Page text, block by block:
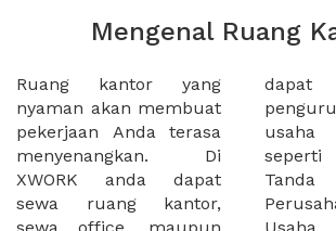
Mengenal Ruang
Ruang kantor yang
nyaman akan membuat
pekerjaan Anda terasa
menyenangkan. Di
XWORK anda dapat
sewa ruang kantor,
dapat membantu
pengurusan legalitas
usaha baru Anda,
seperti surat domisili,
Tanda Domisili
Perusahaan, Surat Izin